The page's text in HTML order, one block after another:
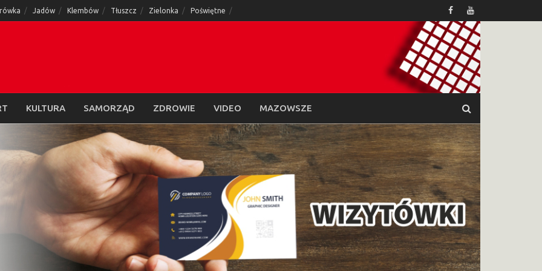
Jadów Klembów Tłuszcz Zielonka Poświętne
KULTURA SAMORZĄD ZDROWIE VIDEO MAZOWSZE